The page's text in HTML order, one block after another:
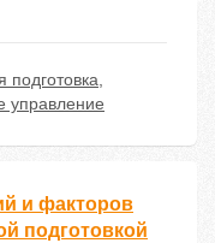
,
управление
и факторов
подготовкой